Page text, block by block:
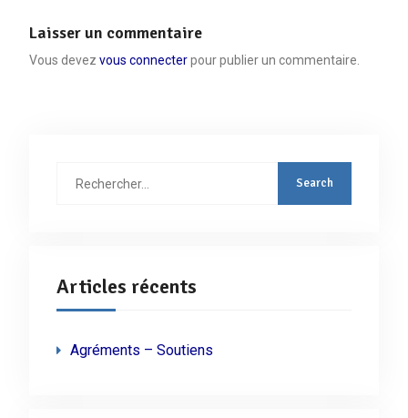
Laisser un commentaire
Vous devez vous connecterpour publier un commentaire.
Articles récents
Agréments – Soutiens